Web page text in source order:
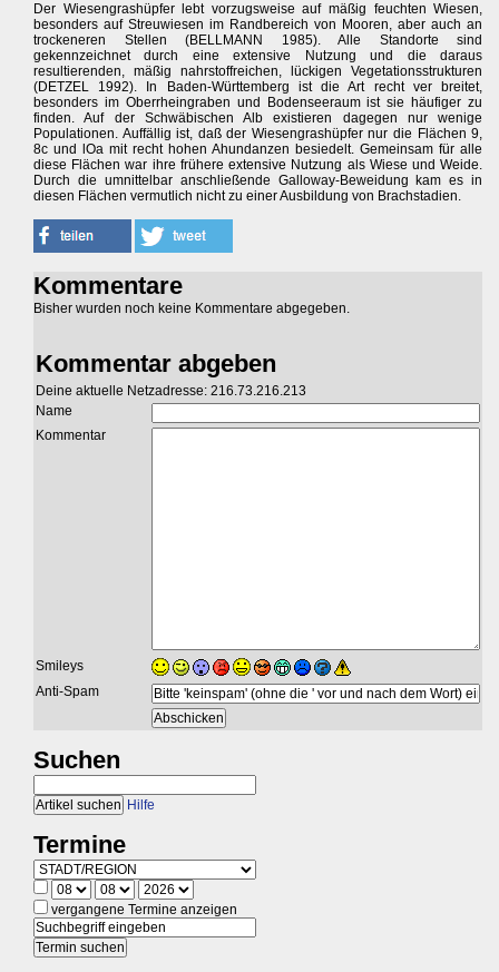
Der Wiesengrashüpfer lebt vorzugsweise auf mäßig feuchten Wiesen,
besonders auf Streuwiesen im Randbereich von Mooren, aber auch an
trockeneren Stellen (BELLMANN 1985). Alle Standorte sind
gekennzeichnet durch eine extensive Nutzung und die daraus
resultierenden, mäßig nahrstoffreichen, lückigen Vegetationsstrukturen
(DETZEL 1992). In Baden-Württemberg ist die Art recht ver breitet,
besonders im Oberrheingraben und Bodenseeraum ist sie häufiger zu
finden. Auf der Schwäbischen Alb existieren dagegen nur wenige
Populationen. Auffällig ist, daß der Wiesengrashüpfer nur die Flächen 9,
8c und lOa mit recht hohen Ahundanzen besiedelt. Gemeinsam für alle
diese Flächen war ihre frühere extensive Nutzung als Wiese und Weide.
Durch die umnittelbar anschließende Galloway-Beweidung kam es in
diesen Flächen vermutlich nicht zu einer Ausbildung von Brachstadien.
Kommentare
Bisher wurden noch keine Kommentare abgegeben.
Kommentar abgeben
Deine aktuelle Netzadresse: 216.73.216.213
Name
Kommentar
Smileys
Anti-Spam
Suchen
Hilfe
Termine
vergangene Termine anzeigen